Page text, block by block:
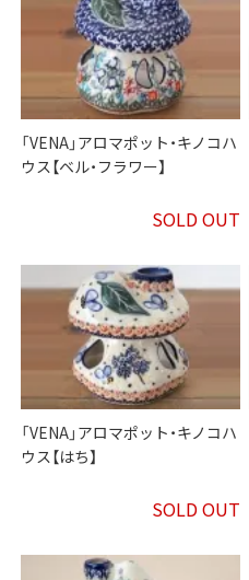
「VENA」アロマポット・キノコハ
ウス【ベル・フラワー】
SOLD OUT
「VENA」アロマポット・キノコハ
ウス【はち】
SOLD OUT